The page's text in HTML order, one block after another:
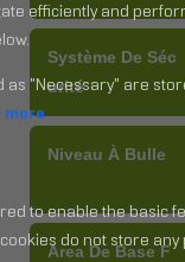
Système De Séc
Urité
Niveau À Bulle
Area De Base F